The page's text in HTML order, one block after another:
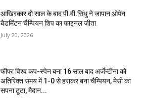
आखिरकार दो साल के बाद पी.वी.सिंधु ने जापान ओपेन
बैडमिंटन चैम्पियन शिप का फाइनल जीता
July 20, 2026
फीफा विश्व कप-स्पेन बना 16 साल बाद अर्जेन्टीना को
अतिरिक्त समय में 1-0 से हराकर बना चैम्पियन, मेसी का
सपना टूटा, मैदान...